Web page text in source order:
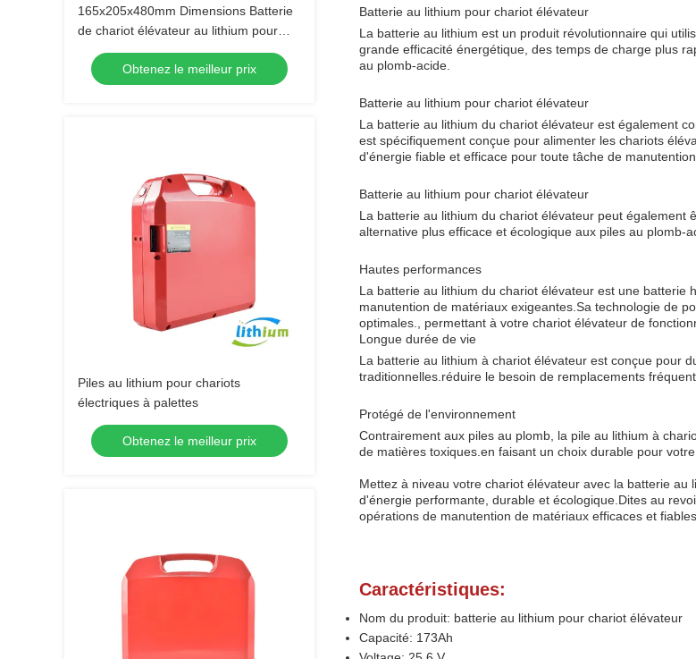
165x205x480mm Dimensions Batterie
de chariot élévateur au lithium pour
applications lourdes
Obtenez le meilleur prix
Piles au lithium pour chariots
électriques à palettes
Obtenez le meilleur prix
Batterie au lithium pour chariot élévateur
La batterie au lithium est un produit révolutionnaire qui
grande efficacité énergétique, des temps de charge plus
au plomb-acide.
Batterie au lithium pour chariot élévateur
La batterie au lithium du chariot élévateur est également
est spécifiquement conçue pour alimenter les chariots
d'énergie fiable et efficace pour toute tâche de
Batterie au lithium pour chariot élévateur
La batterie au lithium du chariot élévateur peut
alternative plus efficace et écologique aux piles au plomb-
Hautes performances
La batterie au lithium du chariot élévateur est une
manutention de matériaux exigeantes.Sa technologie de
optimales., permettant à votre chariot élévateur de
Longue durée de vie
La batterie au lithium à chariot élévateur est conçue pour
traditionnelles.réduire le besoin de remplacements
Protégé de l'environnement
Contrairement aux piles au plomb, la pile au lithium à
de matières toxiques.en faisant un choix durable pour
Mettez à niveau votre chariot élévateur avec la batterie
d'énergie performante, durable et écologique.Dites au
opérations de manutention de matériaux efficaces et
Caractéristiques:
Nom du produit: batterie au lithium pour chariot élévateur
Capacité: 173Ah